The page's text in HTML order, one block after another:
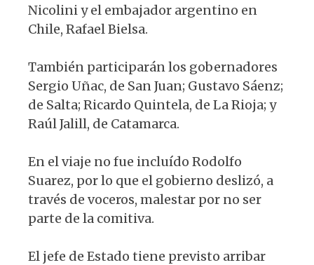
Nicolini y el embajador argentino en
Chile, Rafael Bielsa.
También participarán los gobernadores
Sergio Uñac, de San Juan; Gustavo Sáenz;
de Salta; Ricardo Quintela, de La Rioja; y
Raúl Jalill, de Catamarca.
En el viaje no fue incluído Rodolfo
Suarez, por lo que el gobierno deslizó, a
través de voceros, malestar por no ser
parte de la comitiva.
El jefe de Estado tiene previsto arribar